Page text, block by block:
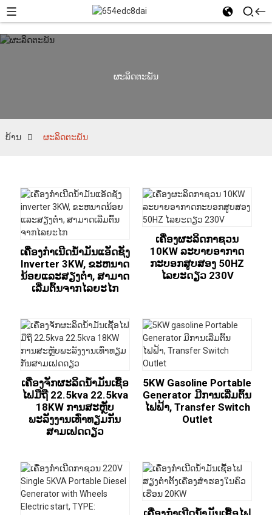
ຜະລິດຕະພັນ
ບ້ານ ຜະລິດຕະພັນ
ເຄື່ອງກໍາເນີດນໍ້າມັນແອັດຊັງ
Inverter 3KW, ຂະຫນາດ
ນ້ອຍແລະສຽງຕ່ໍາ, ສາມາດ
ເລີ່ມຕົ້ນຈາກໄລຍະໄກ
ເຄື່ອງຜະລິດກາຊວນ
10KW ລະບາຍອາກາດ
ກະບອກສູບສອງ 50HZ
ໄລຍະດຽວ 230V
ເຄື່ອງຈັກຜະລິດນໍ້າມັນເຊື້ອ
ໄຟມືຖື 22.5kva 22.5kva
18KW ການສະຫຼັບ
ພະລັງງານເທົ່າທຽມກັນ
ສາມເຟດດຽວ
5KW Gasoline Portable
Generator ມີການເລີ່ມຕົ້ນ
ໄຟຟ້າ, Transfer Switch
Outlet